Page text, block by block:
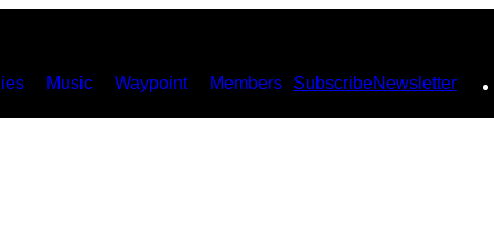
Music Waypoint Members SubscribeNewsletter